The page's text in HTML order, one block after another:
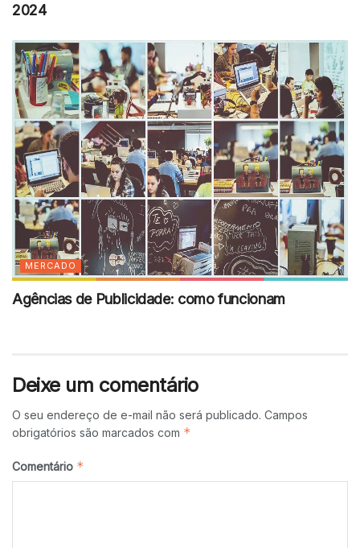
2024
MERCADO
Agências de Publicidade: como funcionam
Deixe um comentário
O seu endereço de e-mail não será publicado. Campos
obrigatórios são marcados com *
Comentário *